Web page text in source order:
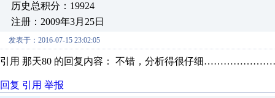
历史总积分：19924
注册：2009年3月25日
发表于：2016-07-15 23:02:05
引用 那天80 的回复内容： 不错，分析得很仔细
回复 引用 举报